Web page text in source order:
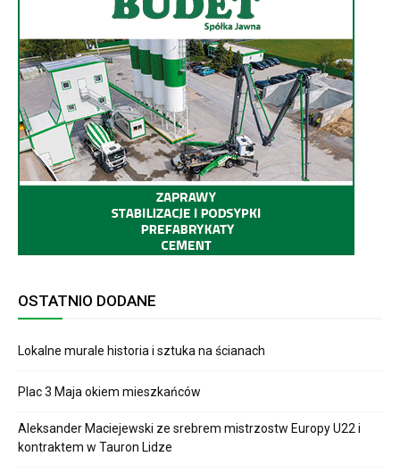
OSTATNIO DODANE
Lokalne murale historia i sztuka na ścianach
Plac 3 Maja okiem mieszkańców
Aleksander Maciejewski ze srebrem mistrzostw Europy U22 i
kontraktem w Tauron Lidze